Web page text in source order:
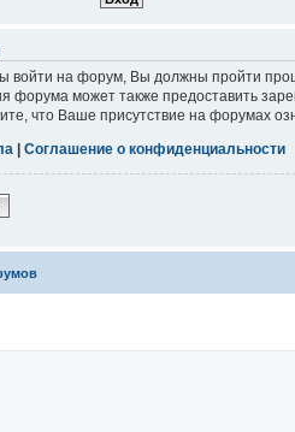
войти на форум, Вы должны пройти
форума может также предоставить
что Ваше присутствие на форумах
Соглашение о конфиденциальности